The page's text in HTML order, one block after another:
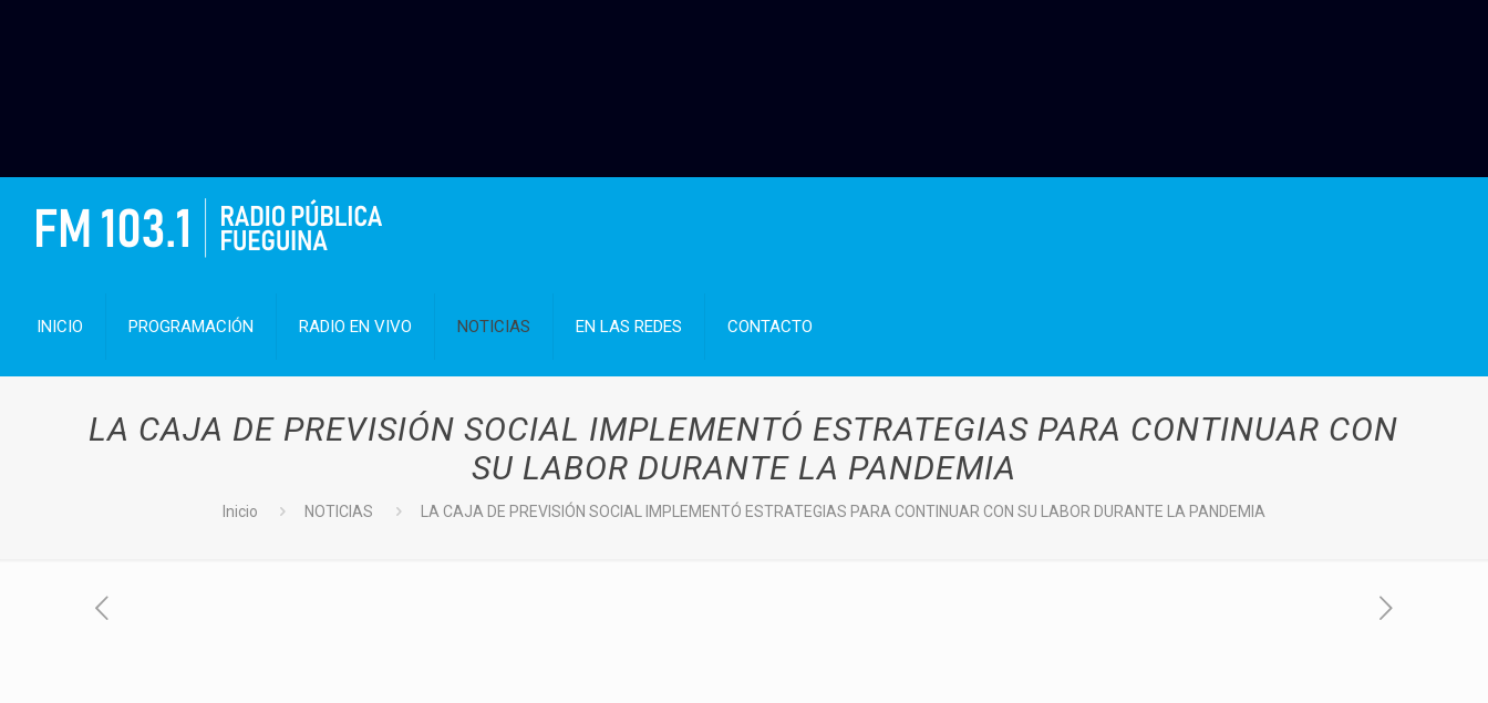
INICIO PROGRAMACIÓN RADIO EN VIVO NOTICIAS EN LAS REDES CONTACTO
LA CAJA DE PREVISIÓN SOCIAL IMPLEMENTÓ ESTRATEGIAS PARA CONTINUAR CON
SU LABOR DURANTE LA PANDEMIA
Inicio NOTICIAS LA CAJA DE PREVISIÓN SOCIAL IMPLEMENTÓ ESTRATEGIAS PARA CONTINUAR CON SU LABOR DURANTE LA PANDEMIA